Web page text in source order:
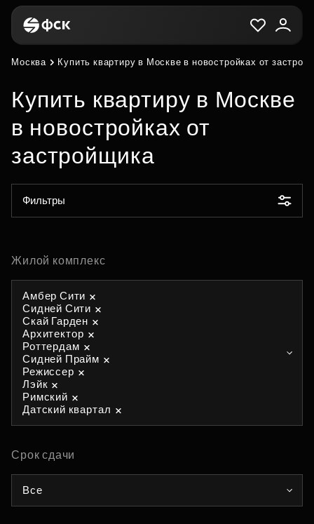
Москва Купить квартиру в Москве в новостройках от
Купить квартиру в Москве
в новостройках от
застройщика
Фильтры
Жилой комплекс
Амбер Сити
Сидней Сити
Скай Гарден
Архитектор
Роттердам
Сидней Прайм
Режиссер
Лэйк
Римский
Датский квартал
Срок сдачи
Все